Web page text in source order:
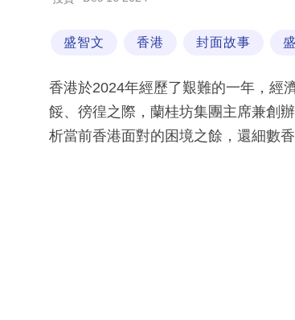
盛智文 香港 封面故事
香港於2024年經歷了艱難的一年，經
餒、徬徨之際，蘭桂坊集團主席兼創
析當前香港面對的困境之餘，還細數